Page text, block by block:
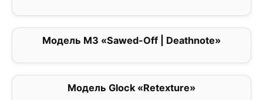
Модель M3 «Sawed-Off | Deathnote»
Модель Glock «Retexture»